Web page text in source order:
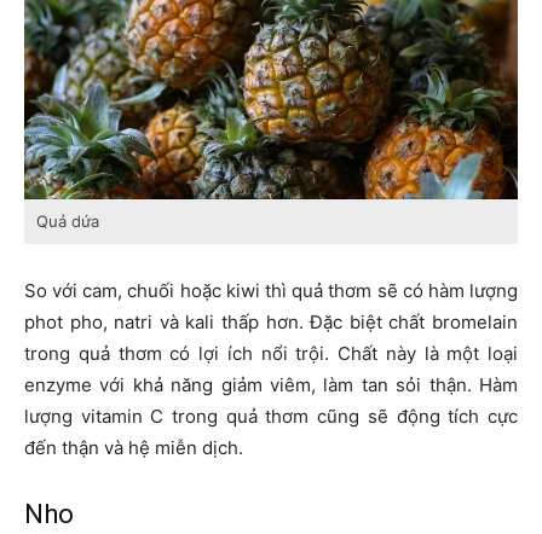
Quả dứa
So với cam, chuối hoặc kiwi thì quả thơm sẽ có hàm lượng
phot pho, natri và kali thấp hơn. Đặc biệt chất bromelain
trong quả thơm có lợi ích nổi trội. Chất này là một loại
enzyme với khả năng giảm viêm, làm tan sỏi thận. Hàm
lượng vitamin C trong quả thơm cũng sẽ động tích cực
đến thận và hệ miễn dịch.
Nho